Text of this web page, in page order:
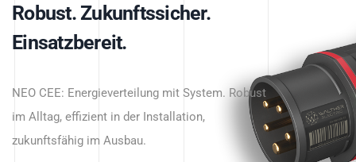
Intelligente Stromverteilung
beginnt hier.
Robust. Zukunftssicher.
Einsatzbereit.
NEO CEE: Energieverteilung mit System. Robust
im Alltag, effizient in der Installation,
zukunftsfähig im Ausbau.
Intelligenz trifft Energie.
Anwendungen – robust, IP-geschützt und
zukunftsfähig.